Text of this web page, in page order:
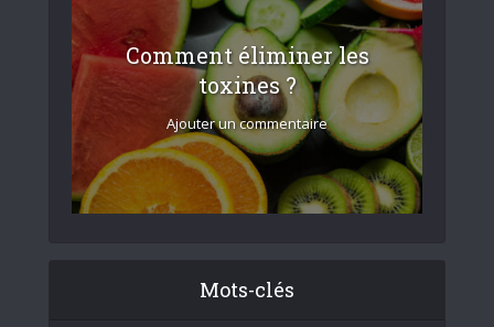
Comment éliminer les
toxines ?
Ajouter un commentaire
Mots-clés